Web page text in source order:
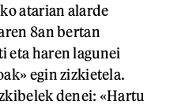
atarian alarde
8an bertan
eta haren lagunei
egin zizkietela.
denei: «Hartu